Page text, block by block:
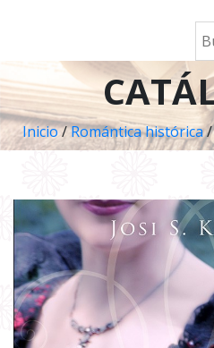
Inicio/Romántica histórica/